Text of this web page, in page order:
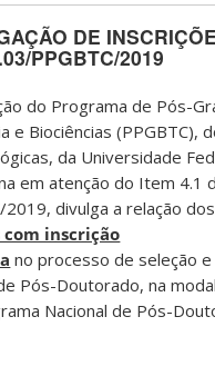
DE
PPGBTC/2019
do Programa de Pós-
e Biociências (PPGBTC),
da Universidade
em atenção do Item 4.1
divulga a relação dos
inscrição
no processo de seleção
Pós-Doutorado, na
Nacional de Pós-